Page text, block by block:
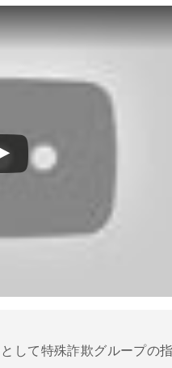
して特殊詐欺グループの